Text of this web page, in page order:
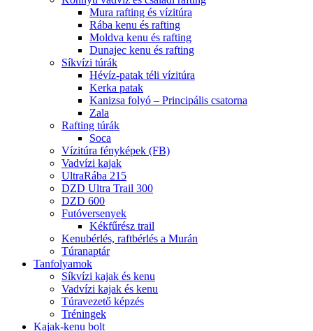
Mura rafting és vízitúra
Rába kenu és rafting
Moldva kenu és rafting
Dunajec kenu és rafting
Síkvízi túrák
Hévíz-patak téli vízitúra
Kerka patak
Kanizsa folyó – Principális csatorna
Zala
Rafting túrák
Soca
Vízitúra fényképek (FB)
Vadvízi kajak
UltraRába 215
DZD Ultra Trail 300
DZD 600
Futóversenyek
Kékfűrész trail
Kenubérlés, raftbérlés a Murán
Túranaptár
Tanfolyamok
Síkvízi kajak és kenu
Vadvízi kajak és kenu
Túravezető képzés
Tréningek
Kajak-kenu bolt